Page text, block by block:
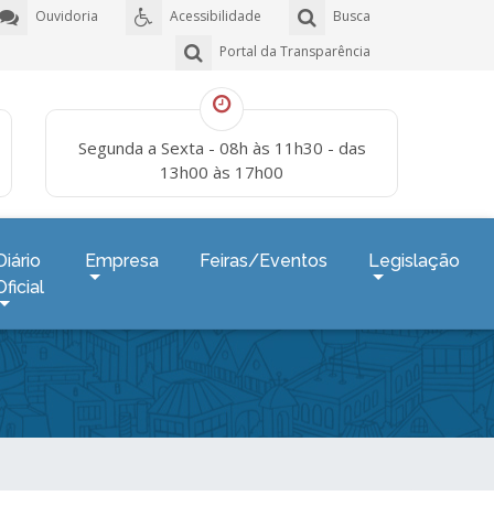
Busca
Acessibilidade
Ouvidoria
Portal da Transparência
Segunda a Sexta - 08h às 11h30 - das
13h00 às 17h00
Empresa Feiras/Eventos Legislação